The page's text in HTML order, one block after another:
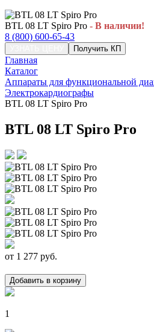
BTL 08 LT Spiro Pro - В наличии!
8 (800) 600-65-43
Получить КП
Главная
Каталог
Аппараты для функциональной
Электрокардиографы
BTL 08 LT Spiro Pro
BTL 08 LT Spiro Pro
от 1 277 руб.
Добавить в корзину
1